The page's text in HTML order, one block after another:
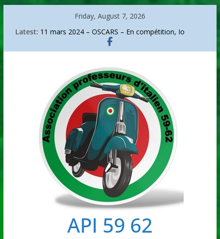
Friday, August 7, 2026
Latest: 11 mars 2024 – OSCARS – En compétition, Io
Sanremo 2026
Go go around Italy
Arte – Arcimboldo, portrait d’un audacieux
API 59 62